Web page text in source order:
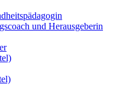
und Herausgeberin